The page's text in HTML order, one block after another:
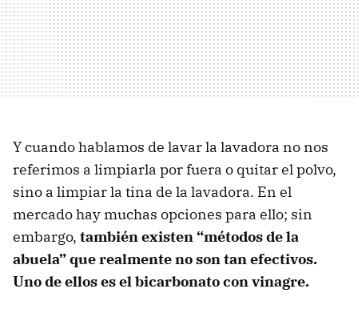
Y cuando hablamos de lavar la lavadora no nos
referimos a limpiarla por fuera o quitar el polvo,
sino a limpiar la tina de la lavadora. En el
mercado hay muchas opciones para ello; sin
embargo, también existen “métodos de la
abuela” que realmente no son tan efectivos.
Uno de ellos es el bicarbonato con vinagre.